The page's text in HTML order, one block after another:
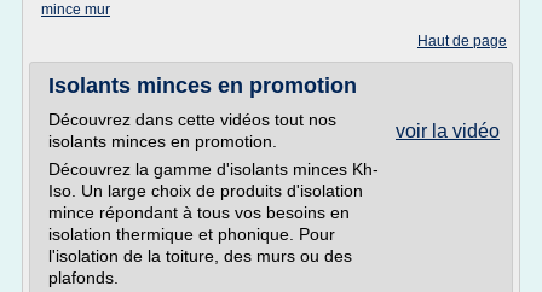
mince mur
Haut de page
Isolants minces en promotion
voir la vidéo
Découvrez dans cette vidéos tout nos
isolants minces en promotion.
Découvrez la gamme d'isolants minces Kh-
Iso. Un large choix de produits d'isolation
mince répondant à tous vos besoins en
isolation thermique et phonique. Pour
l'isolation de la toiture, des murs ou des
plafonds.